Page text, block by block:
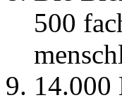
500
14.000